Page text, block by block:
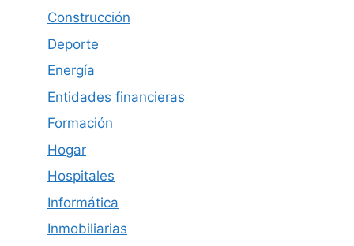
Construcción
Deporte
Energía
Entidades financieras
Formación
Hogar
Hospitales
Informática
Inmobiliarias